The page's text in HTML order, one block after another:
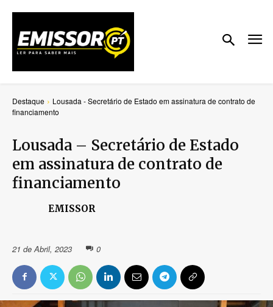
Destaque
Lousada - Secretário de Estado em assinatura de contrato de
financiamento
Lousada – Secretário de Estado
em assinatura de contrato de
financiamento
EMISSOR
21 de Abril, 2023 0